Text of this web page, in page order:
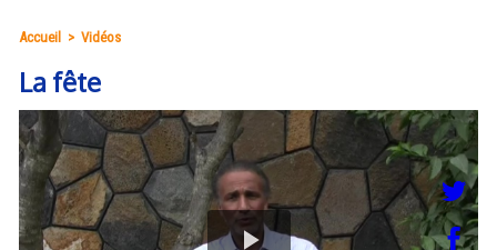
Accueil > Vidéos
La fête